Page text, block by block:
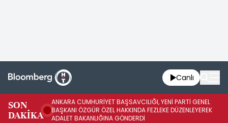
Canlı
SON
DAKİKA
ANKARA CUMHURİYET BAŞSAVCILIĞI, YENİ PARTİ GENEL
BAŞKANI ÖZGÜR ÖZEL HAKKINDA FEZLEKE DÜZENLEYEREK
ADALET BAKANLIĞINA GÖNDERDİ